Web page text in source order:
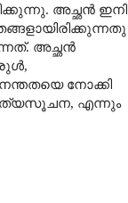
അച്ഛൻ ഇനി
അച്ഛൻ
,
നോക്കി
കൃത്യസൂചന, എന്നും